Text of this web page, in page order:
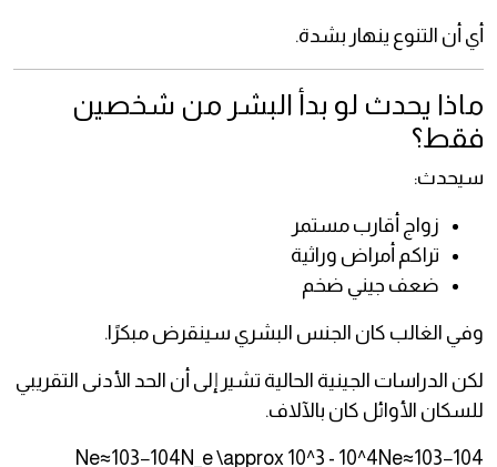
أي أن التنوع ينهار بشدة.
ماذا يحدث لو بدأ البشر من شخصين
فقط؟
سيحدث:
زواج أقارب مستمر
تراكم أمراض وراثية
ضعف جيني ضخم
وفي الغالب كان الجنس البشري سينقرض مبكرًا.
لكن الدراسات الجينية الحالية تشير إلى أن الحد الأدنى التقريبي
للسكان الأوائل كان بالآلاف.
Ne≈103−104N_e \approx 10^3 - 10^4Ne​≈103−104